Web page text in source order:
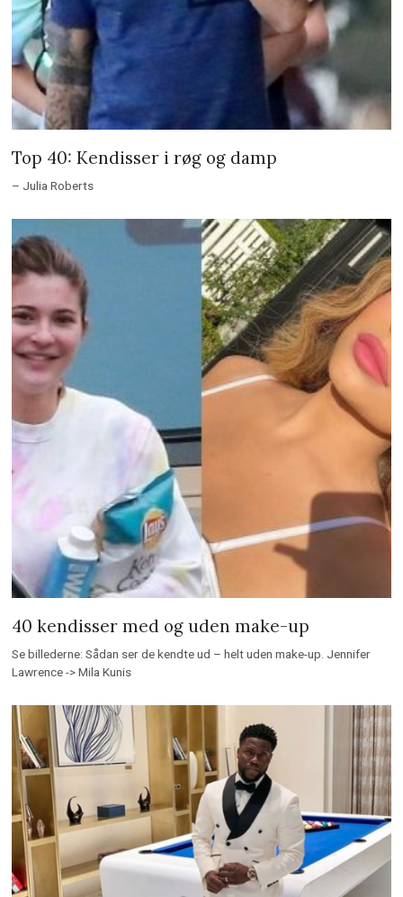
Top 40: Kendisser i røg og damp
– Julia Roberts
40 kendisser med og uden make-up
Se billederne: Sådan ser de kendte ud – helt uden make-up. Jennifer
Lawrence -> Mila Kunis